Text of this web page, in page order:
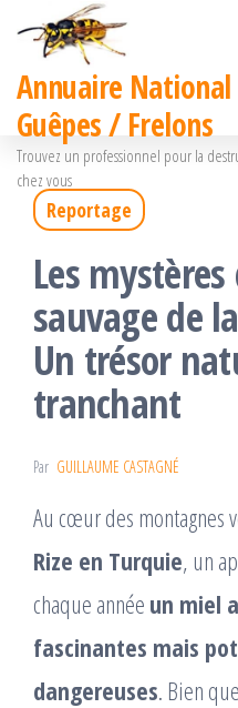
Passer
contenu
Annuaire National
Guêpes / Frelons
Trouvez un professionnel pour la
chez vous
Reportage
Les
sauvage de
Un trésor
tranchant
Par GUILLAUME CASTAGNÉ
Au cœur des montagnes
Rize en Turquie, un
chaque année un miel
fascinantes mais
dangereuses. Bien